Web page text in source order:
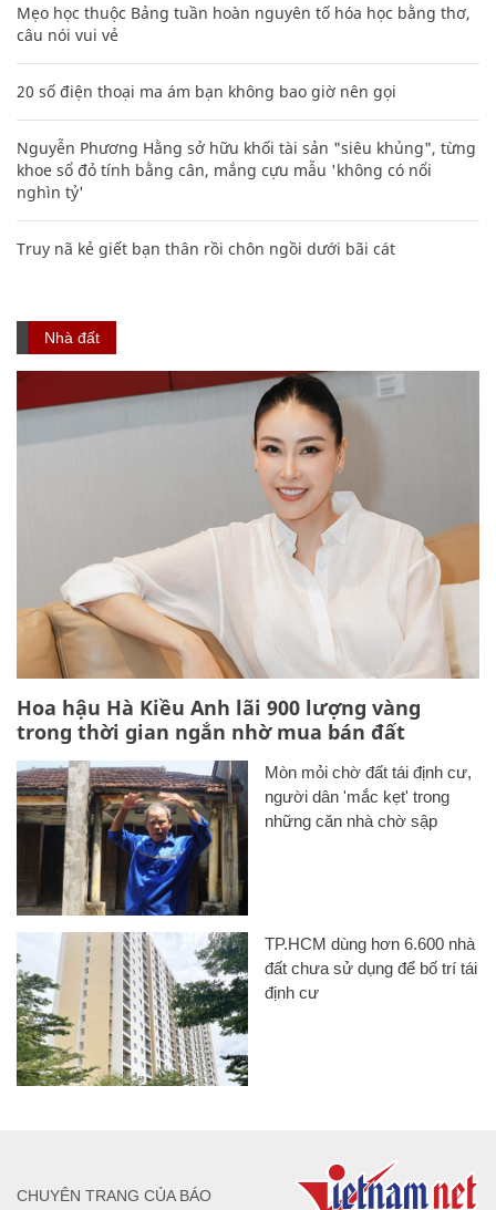
Mẹo học thuộc Bảng tuần hoàn nguyên tố hóa học bằng thơ,
câu nói vui vẻ
20 số điện thoại ma ám bạn không bao giờ nên gọi
Nguyễn Phương Hằng sở hữu khối tài sản "siêu khủng", từng
khoe sổ đỏ tính bằng cân, mắng cựu mẫu 'không có nổi
nghìn tỷ'
Truy nã kẻ giết bạn thân rồi chôn ngồi dưới bãi cát
Nhà đất
Hoa hậu Hà Kiều Anh lãi 900 lượng vàng
trong thời gian ngắn nhờ mua bán đất
Mòn mỏi chờ đất tái định cư,
người dân 'mắc kẹt' trong
những căn nhà chờ sập
TP.HCM dùng hơn 6.600 nhà
đất chưa sử dụng để bố trí tái
định cư
CHUYÊN TRANG CỦA BÁO